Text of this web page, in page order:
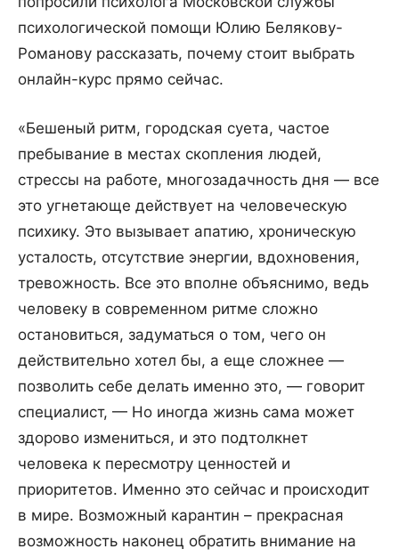
психологической помощи Юлию Белякову-
Романову рассказать, почему стоит выбрать
онлайн-курс прямо сейчас.
«Бешеный ритм, городская суета, частое
пребывание в местах скопления людей,
стрессы на работе, многозадачность дня — все
это угнетающе действует на человеческую
психику. Это вызывает апатию, хроническую
усталость, отсутствие энергии, вдохновения,
тревожность. Все это вполне объяснимо, ведь
человеку в современном ритме сложно
остановиться, задуматься о том, чего он
действительно хотел бы, а еще сложнее —
позволить себе делать именно это, — говорит
специалист, — Но иногда жизнь сама может
здорово измениться, и это подтолкнет
человека к пересмотру ценностей и
приоритетов. Именно это сейчас и происходит
в мире. Возможный карантин – прекрасная
возможность наконец обратить внимание на